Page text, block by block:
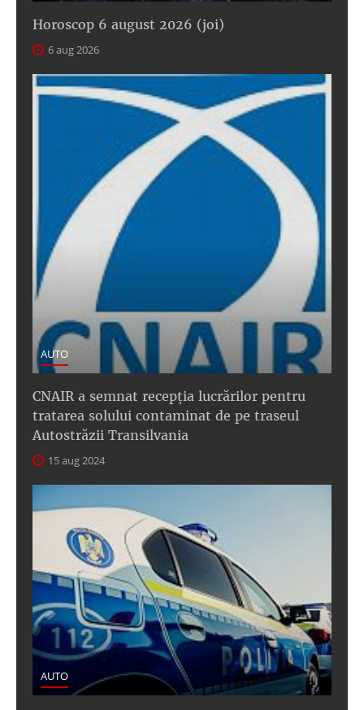
Horoscop 6 august 2026 (joi)
6 aug 2026
AUTO
CNAIR a semnat recepţia lucrărilor pentru
tratarea solului contaminat de pe traseul
Autostrăzii Transilvania
15 aug 2024
AUTO